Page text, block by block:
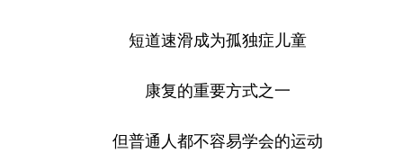
短道速滑成为孤独症儿童
康复的重要方式之一
但普通人都不容易学会的运动